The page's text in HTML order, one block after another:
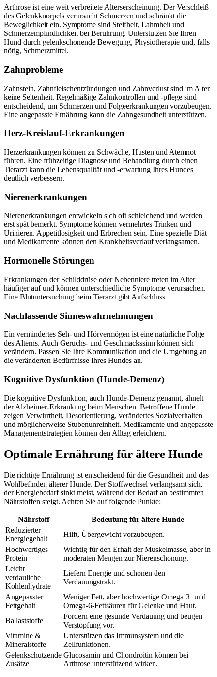
Arthrose ist eine weit verbreitete Alterserscheinung. Der Verschleiß
des Gelenkknorpels verursacht Schmerzen und schränkt die
Beweglichkeit ein. Symptome sind Steifheit, Lahmheit und
Schmerzempfindlichkeit bei Berührung. Unterstützen Sie Ihren
Hund durch gelenkschonende Bewegung, Physiotherapie und, falls
nötig, Schmerzmittel.
Zahnprobleme
Zahnstein, Zahnfleischentzündungen und Zahnverlust sind im Alter
keine Seltenheit. Regelmäßige Zahnkontrollen und -pflege sind
entscheidend, um Schmerzen und Folgeerkrankungen vorzubeugen.
Eine angepasste Ernährung kann die Zahngesundheit unterstützen.
Herz-Kreislauf-Erkrankungen
Herzerkrankungen können zu Schwäche, Husten und Atemnot
führen. Eine frühzeitige Diagnose und Behandlung durch einen
Tierarzt kann die Lebensqualität und -erwartung Ihres Hundes
deutlich verbessern.
Nierenerkrankungen
Nierenerkrankungen entwickeln sich oft schleichend und werden
erst spät bemerkt. Symptome können vermehrtes Trinken und
Urinieren, Appetitlosigkeit und Erbrechen sein. Eine spezielle Diät
und Medikamente können den Krankheitsverlauf verlangsamen.
Hormonelle Störungen
Erkrankungen der Schilddrüse oder Nebenniere treten im Alter
häufiger auf und können unterschiedliche Symptome verursachen.
Eine Blutuntersuchung beim Tierarzt gibt Aufschluss.
Nachlassende Sinneswahrnehmungen
Ein vermindertes Seh- und Hörvermögen ist eine natürliche Folge
des Alterns. Auch Geruchs- und Geschmackssinn können sich
verändern. Passen Sie Ihre Kommunikation und die Umgebung an
die veränderten Bedürfnisse Ihres Hundes an.
Kognitive Dysfunktion (Hunde-Demenz)
Die kognitive Dysfunktion, auch Hunde-Demenz genannt, ähnelt
der Alzheimer-Erkrankung beim Menschen. Betroffene Hunde
zeigen Verwirrtheit, Desorientierung, verändertes Sozialverhalten
und möglicherweise Stubenunreinheit. Medikamente und angepasste
Managementstrategien können den Alltag erleichtern.
Optimale Ernährung für ältere Hunde
Die richtige Ernährung ist entscheidend für die Gesundheit und das
Wohlbefinden älterer Hunde. Der Stoffwechsel verlangsamt sich,
der Energiebedarf sinkt meist, während der Bedarf an bestimmten
Nährstoffen steigt. Achten Sie auf folgende Punkte:
Nährstoff
Bedeutung für ältere Hunde
Reduzierter
Energiegehalt
Hilft, Übergewicht vorzubeugen.
Hochwertiges
Protein
Wichtig für den Erhalt der Muskelmasse, aber in
moderaten Mengen zur Nierenschonung.
Leicht
verdauliche
Kohlenhydrate
Liefern Energie und schonen den
Verdauungstrakt.
Angepasster
Fettgehalt
Weniger Fett, aber hochwertige Omega-3- und
Omega-6-Fettsäuren für Gelenke und Haut.
Ballaststoffe
Fördern eine gesunde Verdauung und beugen
Verstopfung vor.
Vitamine &
Mineralstoffe
Unterstützen das Immunsystem und die
Zellfunktionen.
Gelenkschutzende
Zusätze
Glucosamin und Chondroitin können bei
Arthrose unterstützend wirken.